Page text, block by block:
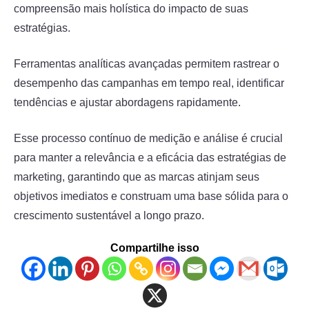
compreensão mais holística do impacto de suas
estratégias.
Ferramentas analíticas avançadas permitem rastrear o
desempenho das campanhas em tempo real, identificar
tendências e ajustar abordagens rapidamente.
Esse processo contínuo de medição e análise é crucial
para manter a relevância e a eficácia das estratégias de
marketing, garantindo que as marcas atinjam seus
objetivos imediatos e construam uma base sólida para o
crescimento sustentável a longo prazo.
Compartilhe isso